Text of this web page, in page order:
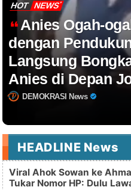
HOT NEWS
Anies Ogah-
dengan
Langsung
Anies di Depan
DEMOKRASI News
HEADLINE News
Viral Ahok Sowan ke
Tukar Nomor HP: Dulu